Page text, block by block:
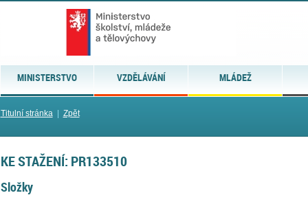
MINISTERSTVO VZDĚLÁVÁNÍ MLÁDEŽ
Titulní stránka| Zpět
KE STAŽENÍ: PR133510
Složky